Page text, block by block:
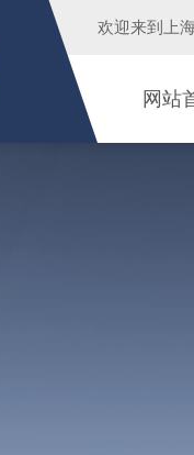
欢迎来到 上
网站